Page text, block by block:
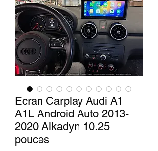
Ecran Carplay Audi A1
A1L Android Auto 2013-
2020 Alkadyn 10.25
pouces